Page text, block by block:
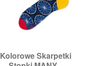
Kolorowe Skarpetki